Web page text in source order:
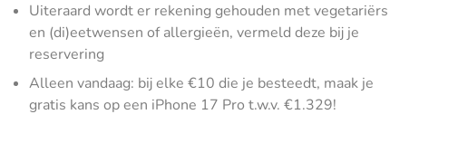
Uiteraard wordt er rekening gehouden met vegetariërs
en (di)eetwensen of allergieën, vermeld deze bij je
reservering
Alleen vandaag: bij elke €10 die je besteedt, maak je
gratis kans op een iPhone 17 Pro t.w.v. €1.329!